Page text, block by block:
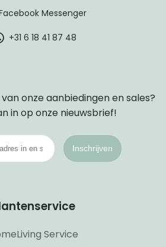
Messenger
+31 6 18 41 87 48
onze aanbiedingen en sales?
in op onze nieuwsbrief!
Inschrijven
Service